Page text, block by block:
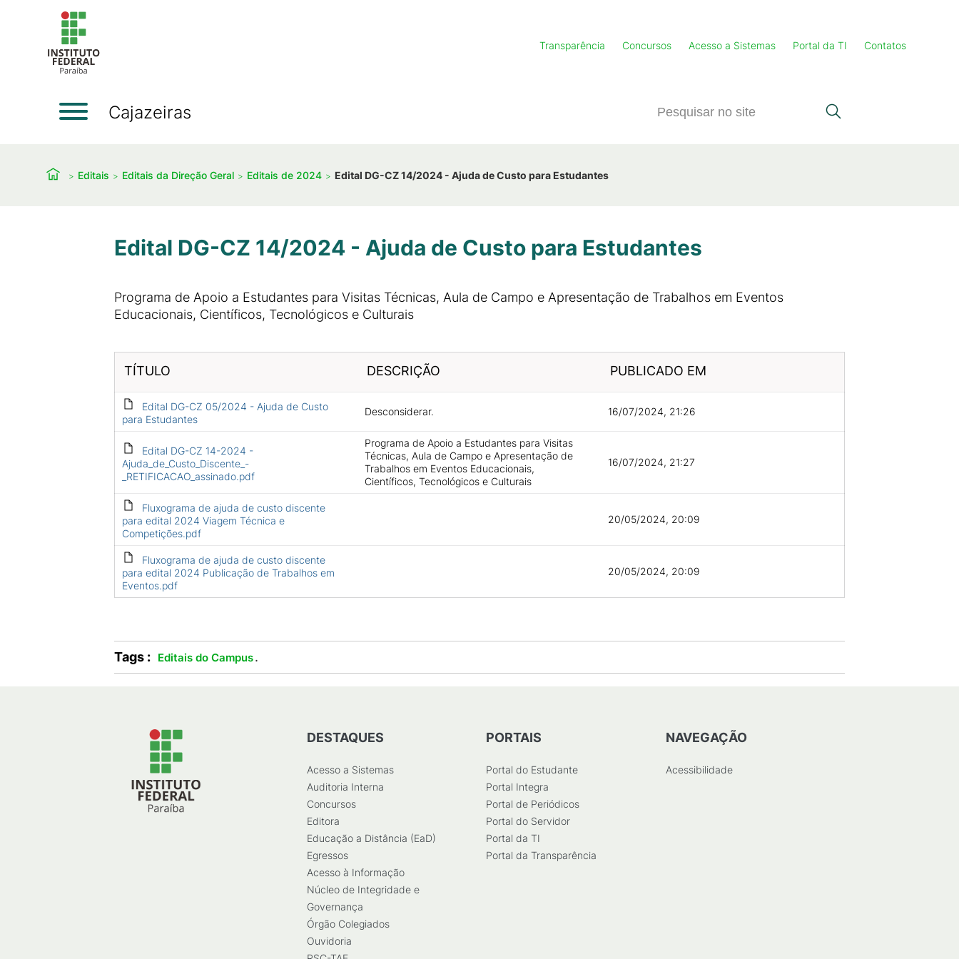
Transparência Concursos Acesso a Sistemas Portal da TI Contatos
Cajazeiras
Editais Editais da Direção Geral Editais de 2024 Edital DG-CZ 14/2024 - Ajuda de Custo para Estudantes
Edital DG-CZ 14/2024 - Ajuda de Custo para Estudantes
Programa de Apoio a Estudantes para Visitas Técnicas, Aula de Campo e Apresentação de Trabalhos em Eventos
Educacionais, Científicos, Tecnológicos e Culturais
TÍTULO DESCRIÇÃO PUBLICADO EM
Edital DG-CZ 05/2024 - Ajuda de Custo
para Estudantes
Desconsiderar. 16/07/2024, 21:26
Edital DG-CZ 14-2024 -
Ajuda_de_Custo_Discente_-
_RETIFICACAO_assinado.pdf
Programa de Apoio a Estudantes para Visitas
Técnicas, Aula de Campo e Apresentação de
Trabalhos em Eventos Educacionais,
Científicos, Tecnológicos e Culturais
16/07/2024, 21:27
Fluxograma de ajuda de custo discente
para edital 2024 Viagem Técnica e
Competições.pdf
20/05/2024, 20:09
Fluxograma de ajuda de custo discente
para edital 2024 Publicação de Trabalhos em
Eventos.pdf
20/05/2024, 20:09
Tags : Editais do Campus.
DESTAQUES
Acesso a Sistemas
Auditoria Interna
Concursos
Editora
Educação a Distância (EaD)
Egressos
Acesso à Informação
Núcleo de Integridade e
Governança
Órgão Colegiados
Ouvidoria
PORTAIS
Portal do Estudante
Portal Integra
Portal de Periódicos
Portal do Servidor
Portal da TI
Portal da Transparência
NAVEGAÇÃO
Acessibilidade